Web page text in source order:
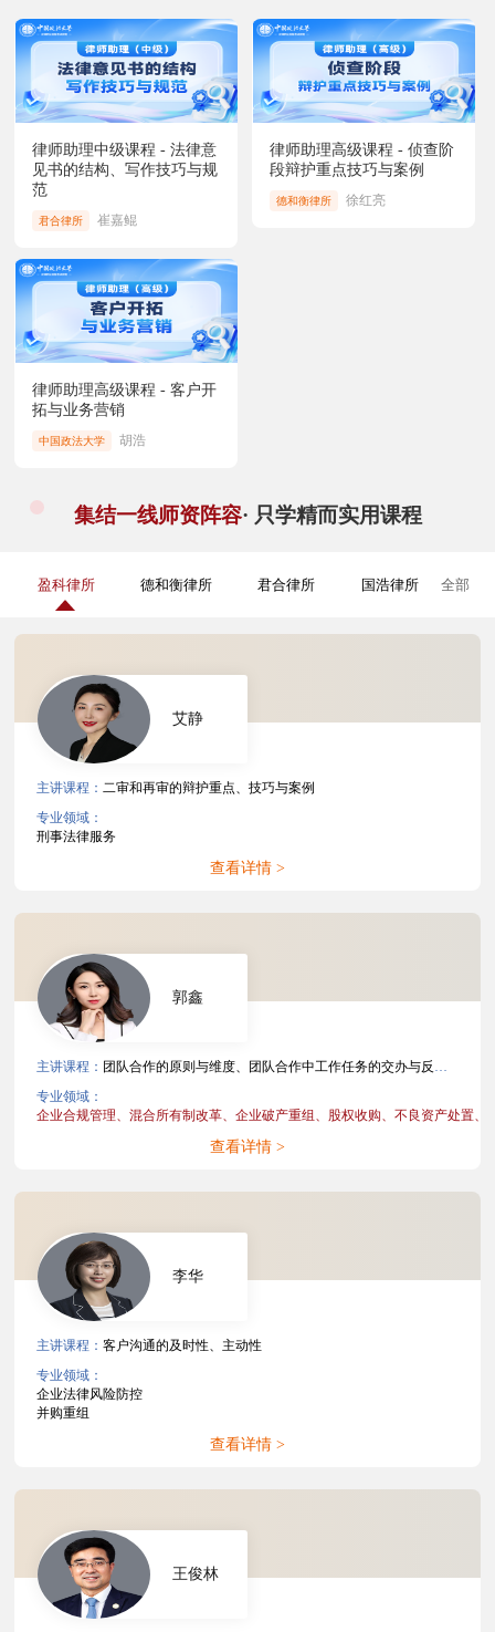
律师助理中级课程 - 法律意
见书的结构、写作技巧与规
范
君合律所 崔嘉鲲
律师助理高级课程 - 侦查阶
段辩护重点技巧与案例
德和衡律所 徐红亮
律师助理高级课程 - 客户开
拓与业务营销
中国政法大学 胡浩
集结一线师资阵容· 只学精而实用课程
盈科律所 德和衡律所 君合律所 国浩律所 全部
主讲课程：二审和再审的辩护重点、技巧与案例
专业领域：
刑事法律服务
查看详情 >
艾静
主讲课程： 团队合作的原则与维度、团队合作中工作任务的交办与反馈、团队合作中错误或批评的处理、非诉项目文件管理、争议解决案件文件管理
专业领域：
企业合规管理、混合所有制改革、企业破产重组、 股权收购、不良资产处置、
查看详情 >
郭鑫
主讲课程：客户沟通的及时性、主动性
专业领域：
企业法律风险防控
并购重组
查看详情 >
李华
王俊林